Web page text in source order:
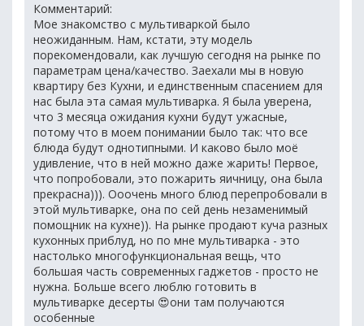
Комментарий:
Мое знакомство с мультиваркой было
неожиданным. Нам, кстати, эту модель
порекомендовали, как лучшую сегодня на рынке по
параметрам цена/качество. Заехали мы в новую
квартиру без Кухни, и единственным спасением для
нас была эта самая мультиварка. Я была уверена,
что 3 месяца ожидания кухни будут ужасные,
потому что в моем понимании было так: что все
блюда будут однотипными. И каково было моё
удивление, что в ней можно даже жарить! Первое,
что попробовали, это пожарить яичницу, она была
прекрасна))). Ооочень много блюд перепробовали в
этой мультиварке, она по сей день незаменимый
помощник на кухне)). На рынке продают куча разных
кухонных приблуд, но по мне мультиварка - это
настолько многофункциональная вещь, что
большая часть современных гаджетов - просто не
нужна. Больше всего люблю готовить в
мультиварке десерты 😍они там получаются
особенные